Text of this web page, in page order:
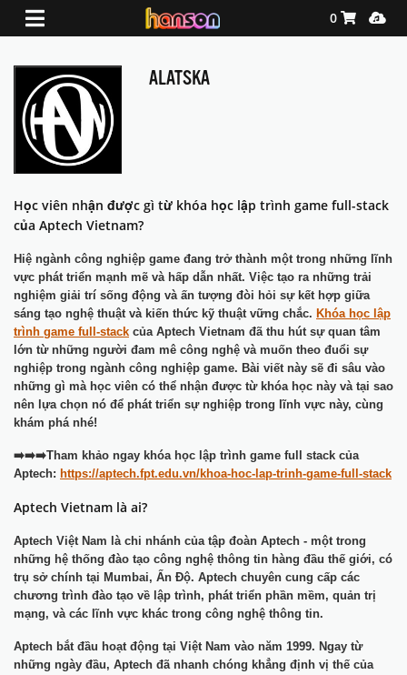
Shopping
0
ALATSKA
Học viên nhận được gì từ khóa học lập trình game full-stack
của Aptech Vietnam?
Hiệ ngành công nghiệp game đang trở thành một trong những lĩnh
vực phát triển mạnh mẽ và hấp dẫn nhất. Việc tạo ra những trải
nghiệm giải trí sống động và ấn tượng đòi hỏi sự kết hợp giữa
sáng tạo nghệ thuật và kiến thức kỹ thuật vững chắc. Khóa học lập
trình game full-stack của Aptech Vietnam đã thu hút sự quan tâm
lớn từ những người đam mê công nghệ và muốn theo đuổi sự
nghiệp trong ngành công nghiệp game. Bài viết này sẽ đi sâu vào
những gì mà học viên có thể nhận được từ khóa học này và tại sao
nên lựa chọn nó để phát triển sự nghiệp trong lĩnh vực này, cùng
khám phá nhé!
➡️➡️➡️Tham khảo ngay khóa học lập trình game full stack của
Aptech: https://aptech.fpt.edu.vn/khoa-hoc-lap-trinh-game-full-stack
Aptech Vietnam là ai?
Aptech Việt Nam là chi nhánh của tập đoàn Aptech - một trong
những hệ thống đào tạo công nghệ thông tin hàng đầu thế giới, có
trụ sở chính tại Mumbai, Ấn Độ. Aptech chuyên cung cấp các
chương trình đào tạo về lập trình, phát triển phần mềm, quản trị
mạng, và các lĩnh vực khác trong công nghệ thông tin.
Aptech bắt đầu hoạt động tại Việt Nam vào năm 1999. Ngay từ
những ngày đầu, Aptech đã nhanh chóng khẳng định vị thế của